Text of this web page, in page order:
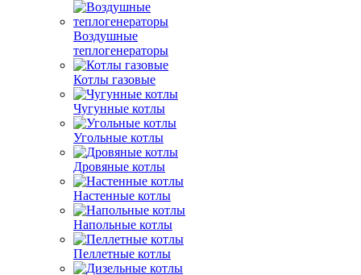
Воздушные
теплогенераторы
Котлы газовые
Чугунные котлы
Угольные котлы
Дровяные котлы
Настенные котлы
Напольные котлы
Пеллетные котлы